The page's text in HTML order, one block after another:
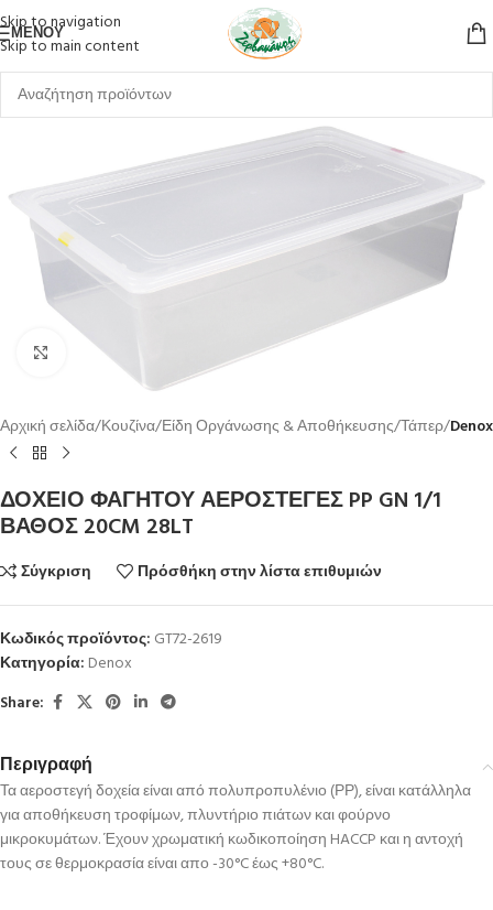
Skip to navigation
Skip to main content
ΜΕΝΟΎ
Κλικ για μεγέθυνση
Αρχική σελίδα Κουζίνα Είδη Οργάνωσης & Αποθήκευσης Τάπερ Denox
ΔΟΧΕΙΟ ΦΑΓΗΤΟΥ ΑΕΡΟΣΤΕΓΕΣ PP GN 1/1
ΒΑΘΟΣ 20CM 28LT
Σύγκριση Πρόσθήκη στην λίστα επιθυμιών
Κωδικός προϊόντος: GT72-2619
Κατηγορία: Denox
Share:
Περιγραφή
Τα αεροστεγή δοχεία είναι από πολυπροπυλένιο (ΡΡ), είναι κατάλληλα
για αποθήκευση τροφίμων, πλυντήριο πιάτων και φούρνο
μικροκυμάτων. Έχουν χρωματική κωδικοποίηση HACCP και η αντοχή
τους σε θερμοκρασία είναι απο -30°C έως +80°C.